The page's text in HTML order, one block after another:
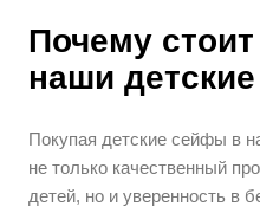
Почему
наши
Покупая детские сейфы в
не только качественный
детей, но и уверенность в